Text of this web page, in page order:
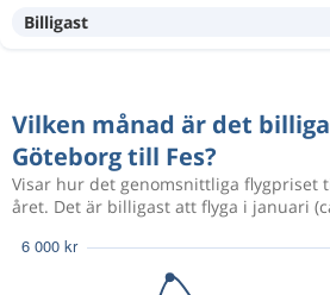
Billigast
Vilken månad är det
Göteborg till Fes?
Visar hur det genomsnittliga flygpriset
året. Det är billigast att flyga i januari